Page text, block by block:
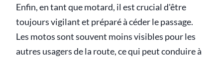
Enfin, en tant que motard, il est crucial d'être
toujours vigilant et préparé à céder le passage.
Les motos sont souvent moins visibles pour les
autres usagers de la route, ce qui peut conduire à